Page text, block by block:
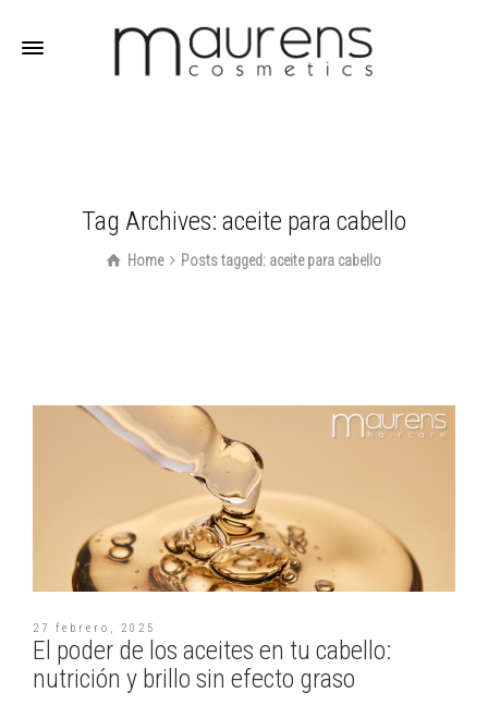
Tag Archives: aceite para cabello
Home Posts tagged: aceite para cabello
27 febrero, 2025
El poder de los aceites en tu cabello:
nutrición y brillo sin efecto graso